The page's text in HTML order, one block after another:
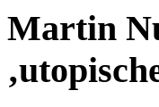
Martin